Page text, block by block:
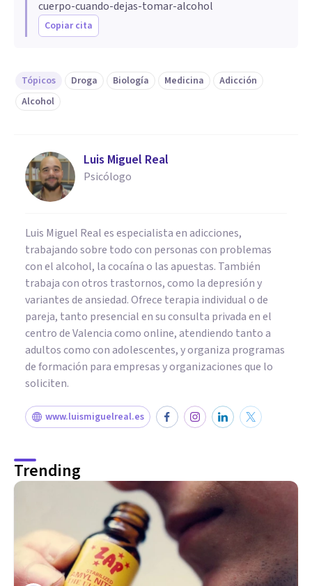
cuerpo-cuando-dejas-tomar-alcohol
Copiar cita
Tópicos Droga Biología Medicina
Adicción
Alcohol
Luis Miguel Real
Psicólogo
Luis Miguel Real es especialista en adicciones,
trabajando sobre todo con personas con problemas
con el alcohol, la cocaína o las apuestas. También
trabaja con otros trastornos, como la depresión y
variantes de ansiedad. Ofrece terapia individual o de
pareja, tanto presencial en su consulta privada en el
centro de Valencia como online, atendiendo tanto a
adultos como con adolescentes, y organiza programas
de formación para empresas y organizaciones que lo
soliciten.
www.luismiguelreal.es
Trending